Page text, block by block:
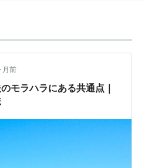
月前
モラハラにある共通点｜